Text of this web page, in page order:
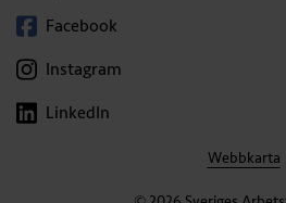
Facebook
Instagram
LinkedIn
Webbkarta